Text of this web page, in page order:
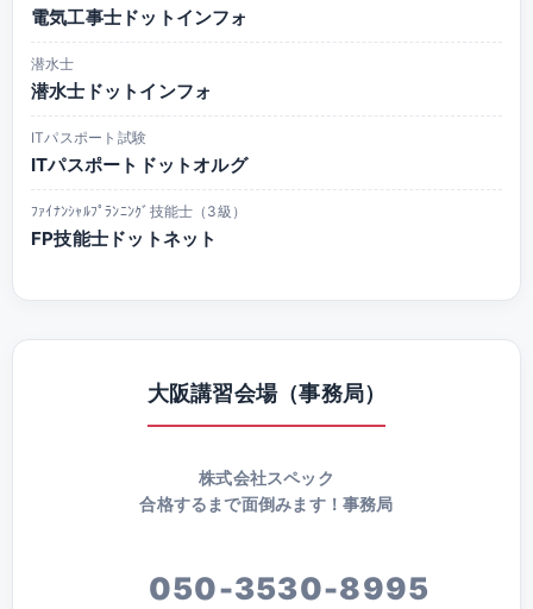
電気工事士ドットインフォ
潜水士
潜水士ドットインフォ
ITパスポート試験
ITパスポートドットオルグ
ﾌｧｲﾅﾝｼｬﾙﾌﾟﾗﾝﾆﾝｸﾞ技能士（3級）
FP技能士ドットネット
大阪講習会場（事務局）
株式会社スペック
合格するまで面倒みます！事務局
050-3530-8995